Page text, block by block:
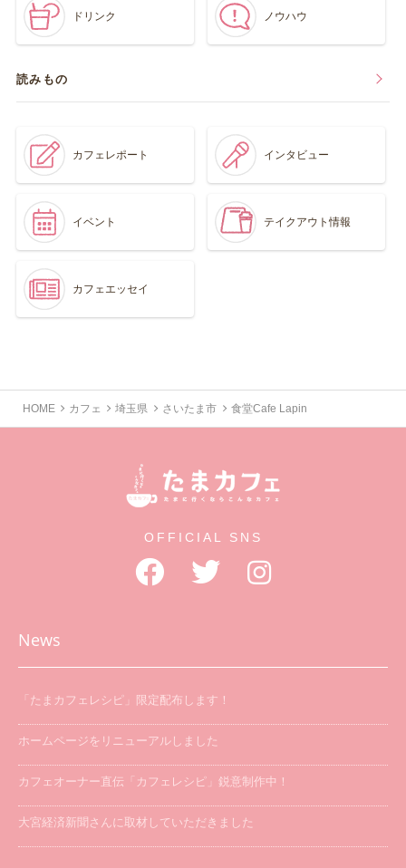
ドリンク ノウハウ
読みもの
カフェレポート インタビュー
イベント テイクアウト情報
カフェエッセイ
HOME カフェ 埼玉県 さいたま市 食堂Cafe Lapin
OFFICIAL SNS
News
「たまカフェレシピ」限定配布します！
ホームページをリニューアルしました
カフェオーナー直伝「カフェレシピ」鋭意制作中！
大宮経済新聞さんに取材していただきました